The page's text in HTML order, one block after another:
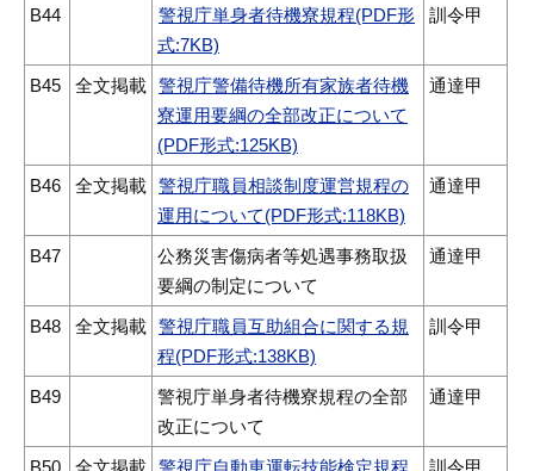
B44
警視庁単身者待機寮規程(PDF形
式:7KB)
訓令甲
B45 全文掲載 警視庁警備待機所有家族者待機
寮運用要綱の全部改正について
(PDF形式:125KB)
通達甲
B46 全文掲載 警視庁職員相談制度運営規程の
運用について(PDF形式:118KB)
通達甲
B47
公務災害傷病者等処遇事務取扱
要綱の制定について
通達甲
B48 全文掲載 警視庁職員互助組合に関する規
程(PDF形式:138KB)
訓令甲
B49
警視庁単身者待機寮規程の全部
改正について
通達甲